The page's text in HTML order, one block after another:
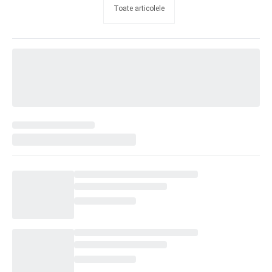
Toate articolele